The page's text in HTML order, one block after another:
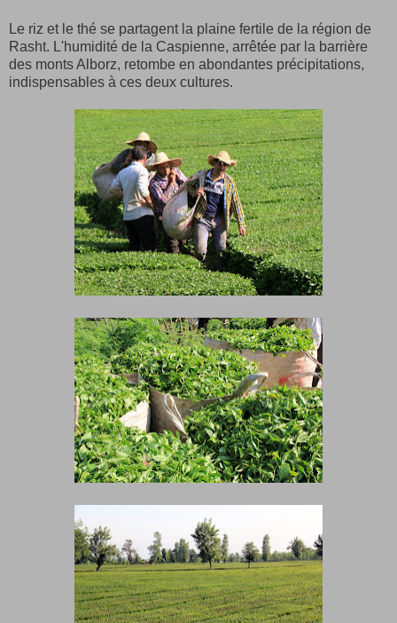
Le riz et le thé se partagent la plaine fertile de la région de
Rasht. L'humidité de la Caspienne, arrêtée par la barrière
des monts Alborz, retombe en abondantes précipitations,
indispensables à ces deux cultures.